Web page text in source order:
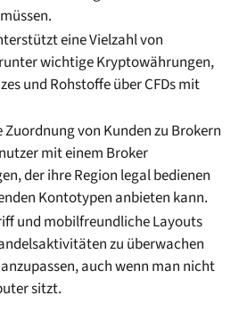
eine Vielzahl von
wichtige Kryptowährungen,
und Rohstoffe über CFDs mit
von Kunden zu Brokern
mit einem Broker
der ihre Region legal bedienen
Kontotypen anbieten kann.
und mobilfreundliche Layouts
zu überwachen
auch wenn man nicht
sitzt.